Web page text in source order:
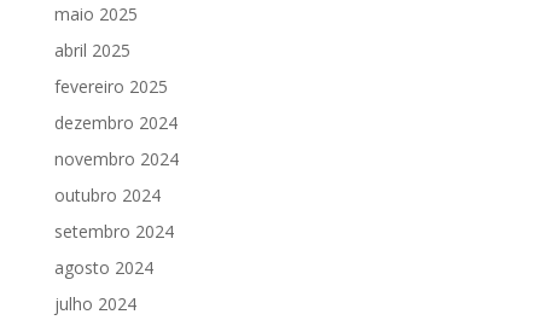
maio 2025
abril 2025
fevereiro 2025
dezembro 2024
novembro 2024
outubro 2024
setembro 2024
agosto 2024
julho 2024